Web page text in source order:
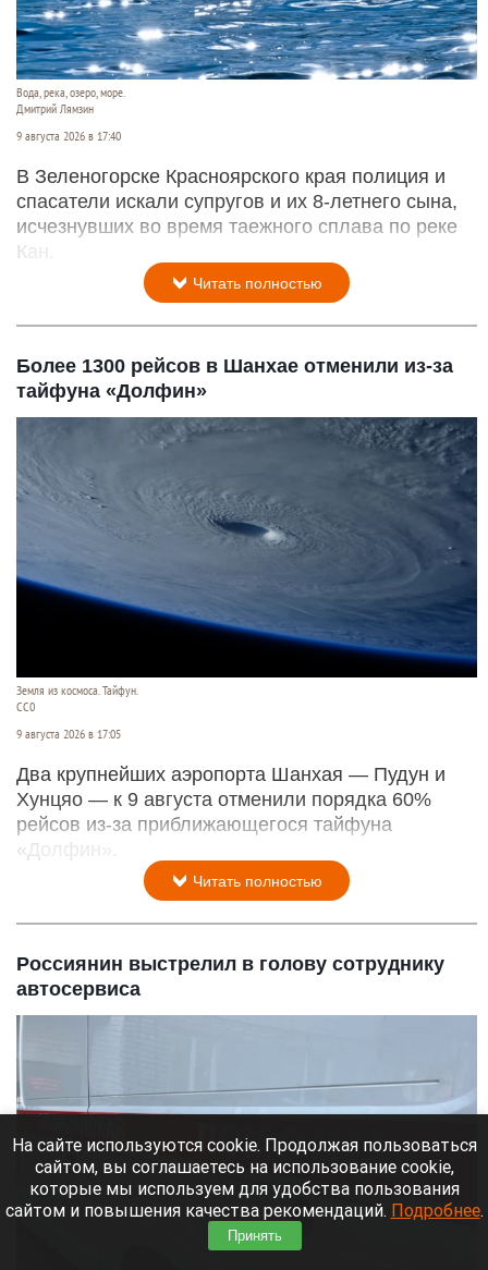
Вода, река, озеро, море.
Дмитрий Лямзин
9 августа 2026 в 17:40
В Зеленогорске Красноярского края полиция и
спасатели искали супругов и их 8-летнего сына,
исчезнувших во время таежного сплава по реке
Кан.
Читать полностью
Более 1300 рейсов в Шанхае отменили из-за
тайфуна «Долфин»
Земля из космоса. Тайфун.
СС0
9 августа 2026 в 17:05
Два крупнейших аэропорта Шанхая — Пудун и
Хунцяо — к 9 августа отменили порядка 60%
рейсов из-за приближающегося тайфуна
«Долфин».
Читать полностью
Россиянин выстрелил в голову сотруднику
автосервиса
На сайте используются cookie. Продолжая пользоваться
сайтом, вы соглашаетесь на использование cookie,
которые мы используем для удобства пользования
сайтом и повышения качества рекомендаций. Подробнее.
Принять